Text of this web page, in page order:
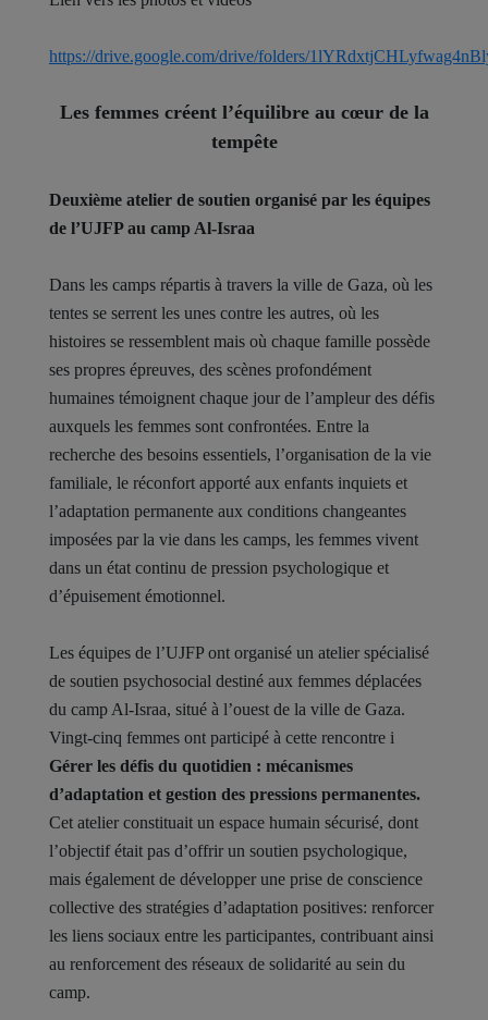
https://drive.google.com/drive/folders/
Les femmes créent l’équilibre au cœur de la
tempête
Deuxième atelier de soutien organisé par les équipes
de l’UJFP au camp Al-Israa
Dans les camps répartis à travers la ville de Gaza, où les
tentes se serrent les unes contre les autres, où les
histoires se ressemblent mais où chaque famille possède
ses propres épreuves, des scènes profondément
humaines témoignent chaque jour de l’ampleur des défis
auxquels les femmes sont confrontées. Entre la
recherche des besoins essentiels, l’organisation de la vie
familiale, le réconfort apporté aux enfants inquiets et
l’adaptation permanente aux conditions changeantes
imposées par la vie dans les camps, les femmes vivent
dans un état continu de pression psychologique et
d’épuisement émotionnel.
Les équipes de l’UJFP ont organisé un atelier spécialisé
de soutien psychosocial destiné aux femmes déplacées
du camp Al-Israa, situé à l’ouest de la ville de Gaza.
Vingt-cinq femmes ont participé à cette rencontre i
Gérer les défis du quotidien : mécanismes
d’adaptation et gestion des pressions permanentes.
Cet atelier constituait un espace humain sécurisé, dont
l’objectif était pas d’offrir un soutien psychologique,
mais également de développer une prise de conscience
collective des stratégies d’adaptation positives: renforcer
les liens sociaux entre les participantes, contribuant ainsi
au renforcement des réseaux de solidarité au sein du
camp.